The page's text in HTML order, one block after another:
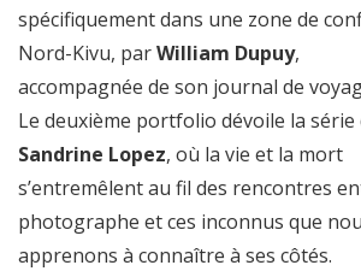
spécifiquement dans une zone de
Nord-Kivu, parWilliam Dupuy,
accompagnée de son journal de
Le deuxième portfolio dévoile la série
Sandrine Lopez, où la vie et la mort
s’entremêlent au fil des rencontres
photographe et ces inconnus que
apprenons à connaître à ses côtés.